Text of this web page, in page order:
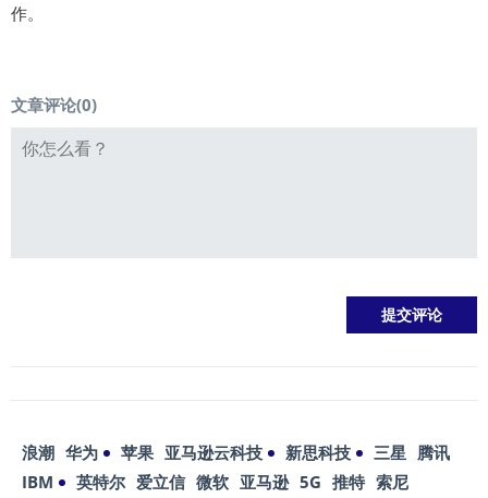
作。
文章评论(0)
浪潮 华为 苹果 亚马逊云科技 新思科技 三星 腾讯
IBM
英特尔 爱立信 微软 亚马逊 5G 推特 索尼